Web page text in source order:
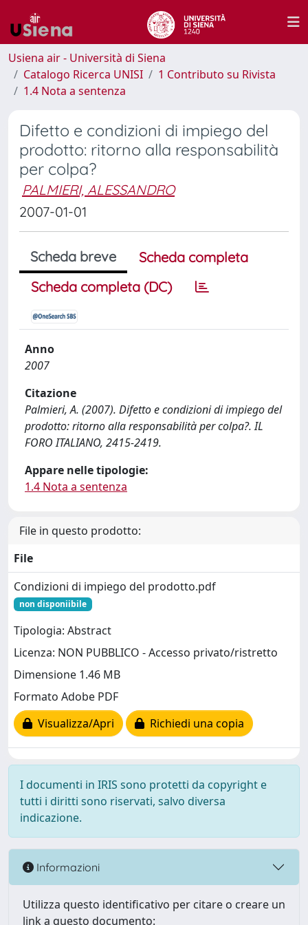
Usiena air - Università di Siena
Catalogo Ricerca UNISI
1 Contributo su Rivista
1.4 Nota a sentenza
Difetto e condizioni di impiego del
prodotto: ritorno alla responsabilità
per colpa?
PALMIERI, ALESSANDRO
2007-01-01
Scheda breve
Scheda completa
Scheda completa (DC)
Anno
2007
Citazione
Palmieri, A. (2007). Difetto e condizioni di impiego del
prodotto: ritorno alla responsabilità per colpa?. IL
FORO ITALIANO, 2415-2419.
Appare nelle tipologie:
1.4 Nota a sentenza
File in questo prodotto:
File
Condizioni di impiego del prodotto.pdf
non disponiibile
Tipologia: Abstract
Licenza: NON PUBBLICO - Accesso privato/ristretto
Dimensione 1.46 MB
Formato Adobe PDF
Visualizza/Apri
Richiedi una copia
I documenti in IRIS sono protetti da copyright e
tutti i diritti sono riservati, salvo diversa
indicazione.
Informazioni
Utilizza questo identificativo per citare o creare un
link a questo documento: